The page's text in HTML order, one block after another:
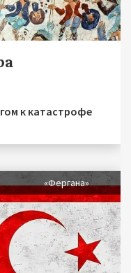
к катастрофе
«Фергана»